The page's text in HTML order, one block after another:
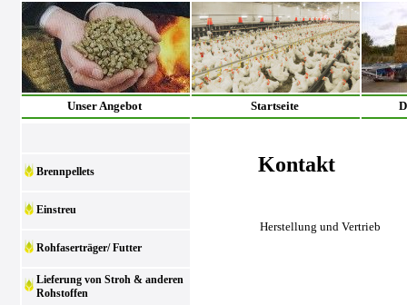
Unser Angebot Startseite
Brennpellets
Einstreu
Rohfaserträger/ Futter
Lieferung von Stroh & anderen
Rohstoffen
Kontakt
Herstellung und Vertrieb